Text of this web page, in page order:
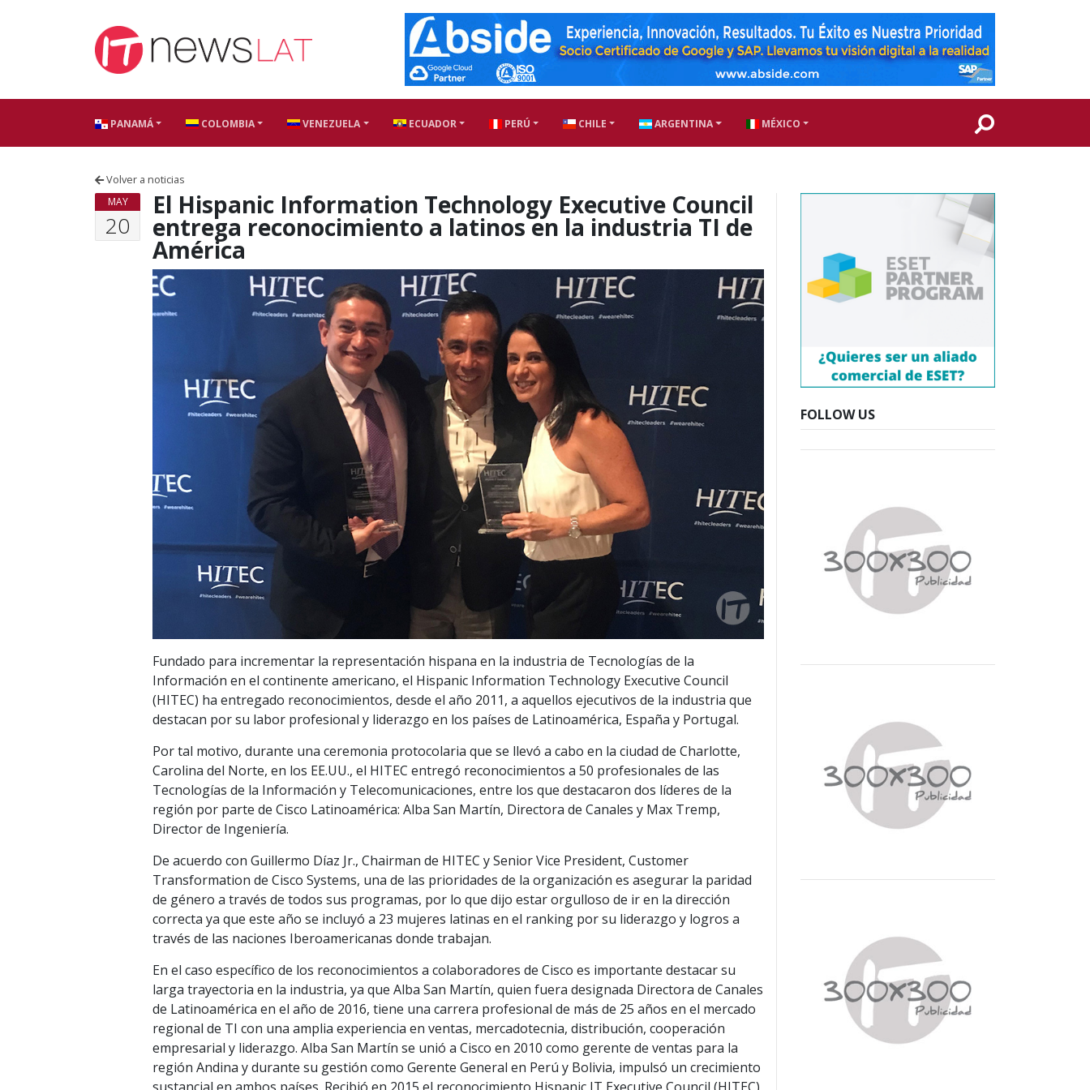
PANAMÁ COLOMBIA VENEZUELA ECUADOR PERÚ CHILE ARGENTINA MÉXICO
Volver a noticias
MAY
20
El Hispanic Information Technology Executive Council
entrega reconocimiento a latinos en la industria TI de
América
Fundado para incrementar la representación hispana en la industria de Tecnologías de la
Información en el continente americano, el Hispanic Information Technology Executive Council
(HITEC) ha entregado reconocimientos, desde el año 2011, a aquellos ejecutivos de la industria que
destacan por su labor profesional y liderazgo en los países de Latinoamérica, España y Portugal.
Por tal motivo, durante una ceremonia protocolaria que se llevó a cabo en la ciudad de Charlotte,
Carolina del Norte, en los EE.UU., el HITEC entregó reconocimientos a 50 profesionales de las
Tecnologías de la Información y Telecomunicaciones, entre los que destacaron dos líderes de la
región por parte de Cisco Latinoamérica: Alba San Martín, Directora de Canales y Max Tremp,
Director de Ingeniería.
De acuerdo con Guillermo Díaz Jr., Chairman de HITEC y Senior Vice President, Customer
Transformation de Cisco Systems, una de las prioridades de la organización es asegurar la paridad
de género a través de todos sus programas, por lo que dijo estar orgulloso de ir en la dirección
correcta ya que este año se incluyó a 23 mujeres latinas en el ranking por su liderazgo y logros a
través de las naciones Iberoamericanas donde trabajan.
En el caso específico de los reconocimientos a colaboradores de Cisco es importante destacar su
larga trayectoria en la industria, ya que Alba San Martín, quien fuera designada Directora de Canales
de Latinoamérica en el año de 2016, tiene una carrera profesional de más de 25 años en el mercado
regional de TI con una amplia experiencia en ventas, mercadotecnia, distribución, cooperación
empresarial y liderazgo. Alba San Martín se unió a Cisco en 2010 como gerente de ventas para la
región Andina y durante su gestión como Gerente General en Perú y Bolivia, impulsó un crecimiento
FOLLOW US